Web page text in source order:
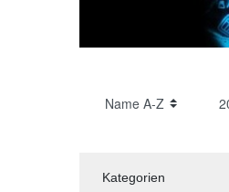
Kategorien